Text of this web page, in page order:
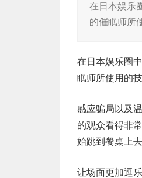
在日本娱乐
的催眠师所
在日本娱乐圈
眠师所使用的
感应骗局以及
的观众看得非
始跳到餐桌上
让场面更加逗